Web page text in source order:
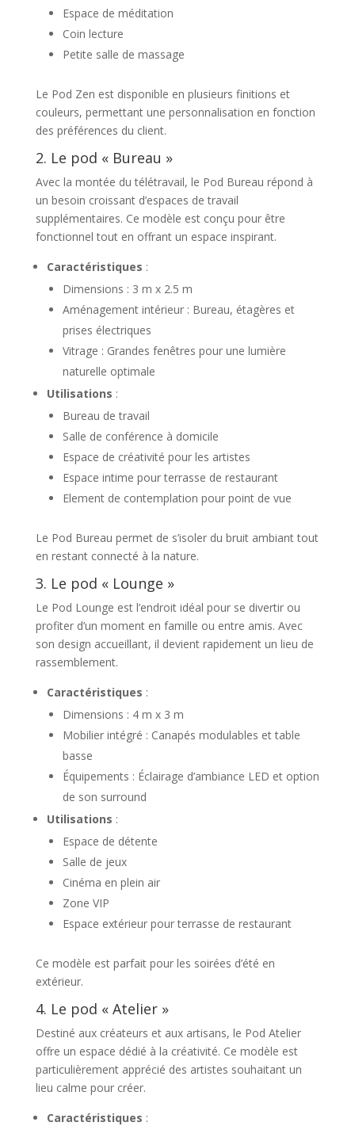
Espace de méditation
Coin lecture
Petite salle de massage
Le Pod Zen est disponible en plusieurs finitions et
couleurs, permettant une personnalisation en fonction
des préférences du client.
2. Le pod « Bureau »
Avec la montée du télétravail, le Pod Bureau répond à
un besoin croissant d’espaces de travail
supplémentaires. Ce modèle est conçu pour être
fonctionnel tout en offrant un espace inspirant.
Caractéristiques :
Dimensions : 3 m x 2.5 m
Aménagement intérieur : Bureau, étagères et
prises électriques
Vitrage : Grandes fenêtres pour une lumière
naturelle optimale
Utilisations :
Bureau de travail
Salle de conférence à domicile
Espace de créativité pour les artistes
Espace intime pour terrasse de restaurant
Element de contemplation pour point de vue
Le Pod Bureau permet de s’isoler du bruit ambiant tout
en restant connecté à la nature.
3. Le pod « Lounge »
Le Pod Lounge est l’endroit idéal pour se divertir ou
profiter d’un moment en famille ou entre amis. Avec
son design accueillant, il devient rapidement un lieu de
rassemblement.
Caractéristiques :
Dimensions : 4 m x 3 m
Mobilier intégré : Canapés modulables et table
basse
Équipements : Éclairage d’ambiance LED et option
de son surround
Utilisations :
Espace de détente
Salle de jeux
Cinéma en plein air
Zone VIP
Espace extérieur pour terrasse de restaurant
Ce modèle est parfait pour les soirées d’été en
extérieur.
4. Le pod « Atelier »
Destiné aux créateurs et aux artisans, le Pod Atelier
offre un espace dédié à la créativité. Ce modèle est
particulièrement apprécié des artistes souhaitant un
lieu calme pour créer.
Caractéristiques :